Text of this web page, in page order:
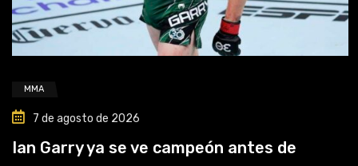
MMA
7 de agosto de 2026
Ian Garry ya se ve campeón antes de